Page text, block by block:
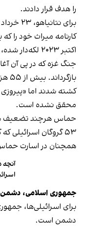
را هدف قرار دادند.
برای
کارنامه میراث خود را
اکتبر ۲۰۲۳ لکه‌دار شده، بازنویسی کند.
جنگ غزه که در پی آن
کشته شدند اما
محقق نشده است.
حماس هرچند تضعیف
همچنان در اسارت
جمهوریاسلامی، دشمن
برای اسرائیلی‌ها،
دشمن است.